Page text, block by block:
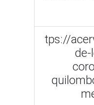
c566f957-